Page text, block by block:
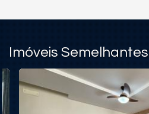
Imóveis Semelhantes